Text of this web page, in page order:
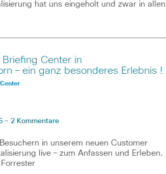
hat uns eingeholt und zwar in allen
Center in
– ein ganz besonderes Erlebnis !
- 2 Kommentare
in unserem neuen Customer
live – zum Anfassen und Erleben.
Forrester